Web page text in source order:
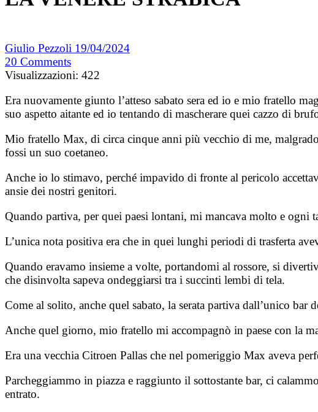
Giulio Pezzoli 19/04/2024
20 Comments
Visualizzazioni: 422
Era nuovamente giunto l’atteso sabato sera ed io e mio fratello
suo aspetto aitante ed io tentando di mascherare quei cazzo di
Mio fratello Max, di circa cinque anni più vecchio di me,
fossi un suo coetaneo.
Anche io lo stimavo, perché impavido di fronte al pericolo
ansie dei nostri genitori.
Quando partiva, per quei paesi lontani, mi mancava molto e ogni
L’unica nota positiva era che in quei lunghi periodi di trasferta
Quando eravamo insieme a volte, portandomi al rossore, si
che disinvolta sapeva ondeggiarsi tra i succinti lembi di tela.
Come al solito, anche quel sabato, la serata partiva dall’unico
Anche quel giorno, mio fratello mi accompagnò in paese con la
Era una vecchia Citroen Pallas che nel pomeriggio Max aveva
Parcheggiammo in piazza e raggiunto il sottostante bar, ci
entrato.